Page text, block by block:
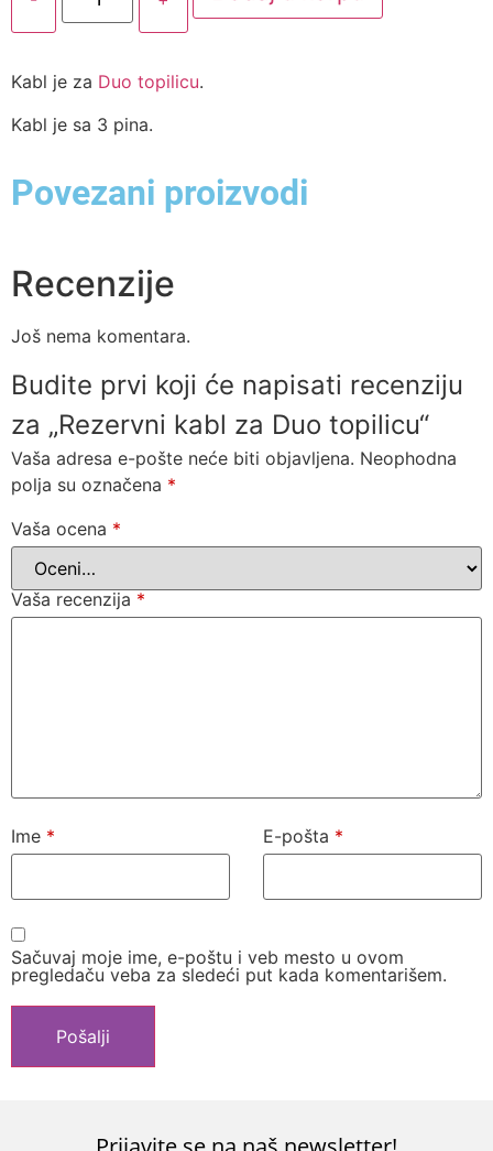
Kabl je za Duo topilicu.
Kabl je sa 3 pina.
Povezani proizvodi
Recenzije
Još nema komentara.
Budite prvi koji će napisati recenziju
za „Rezervni kabl za Duo topilicu“
Vaša adresa e-pošte neće biti objavljena. Neophodna
polja su označena *
Vaša ocena *
Vaša recenzija *
Ime * E-pošta *
Sačuvaj moje ime, e-poštu i veb mesto u ovom
pregledaču veba za sledeći put kada komentarišem.